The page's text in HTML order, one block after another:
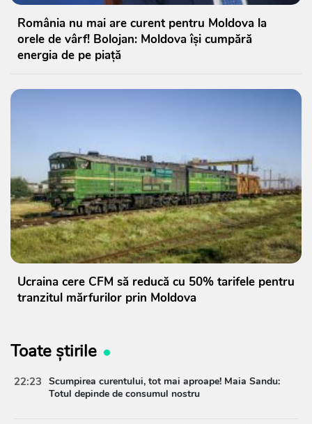
România nu mai are curent pentru Moldova la
orele de vârf! Bolojan: Moldova își cumpără
energia de pe piață
Ucraina cere CFM să reducă cu 50% tarifele pentru
tranzitul mărfurilor prin Moldova
Toate știrile
22:23 Scumpirea curentului, tot mai aproape! Maia Sandu:
Totul depinde de consumul nostru